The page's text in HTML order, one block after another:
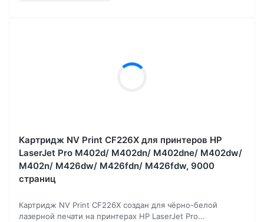
Картридж NV Print CF226X для принтеров HP
LaserJet Pro M402d/ M402dn/ M402dne/ M402dw/
M402n/ M426dw/ M426fdn/ M426fdw, 9000
страниц
Картридж NV Print CF226X создан для чёрно-белой
лазерной печати на принтерах HP LaserJet Pro...